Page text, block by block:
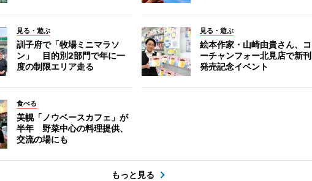
見る・遊ぶ
訓子府で「牧場ミニマラソ
ン」 目的別2部門で年に一
度の制限エリア走る
見る・遊ぶ
絵本作家・山崎由貴さん、コ
ーチャンフォー北見店で新刊
発売記念イベント
食べる
美幌「ノウベースカフェ」が
半年 野菜中心の料理提供、
交流の場にも
もっと見る